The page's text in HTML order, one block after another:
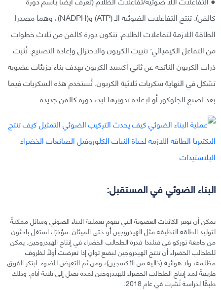
كالفن): تنتج التفاعلات الضوئية الـ (ATP) و(NADPH)، وهما مصدرا
الطاقة اللازمة لتفاعلات الظلام. تتكون دورة كالفن من ثلاث خطوات
من التفاعل الكيميائي: تثبيت الكربون والاختزال وإعادة التصنيع. تُثبت
ذرات الكربون الناتجة عن ثاني أكسيد الكربون بهدف بناء جزيئات عضوية
تشكل في النهاية سكريات ثلاثية الكربون. تُستخدم هذه السكريات فيما
بعد لصنع الجلوكوز أو لإعادة تدويرها لبدء دورة كالفن جديدة.
البناء الضوئي في المستقبل:
يمكن أن توفر الكائنات العضوية التي تقوم بعملية البناء الضوئي وسائل ممكنةً
لتوليد الطاقة النظيفة مثل الهيدروجين أو حتى الميثان. مؤخرًا، استغل باحثون
من جامعة توركو في فنلندا قدرة الطحالب الخضراء في إنتاج الهيدروجين. يمكن
للطحالب الخضراء أن تنتج الهيدروجين لبضع ثوانٍ إذا تعرضت أولًا لظروف
مظلمة، ولا هوائية (خالية من الأكسجين)، ومن ثم التعرض للضوء. ابتكر الفريق
طريقةً لمد إنتاج الطحالب الخضراء للهيدروجين لمدة تصل إلى ثلاثة أيام. وذلك
طبقًا لدراسة نُشرت في عام 2018.